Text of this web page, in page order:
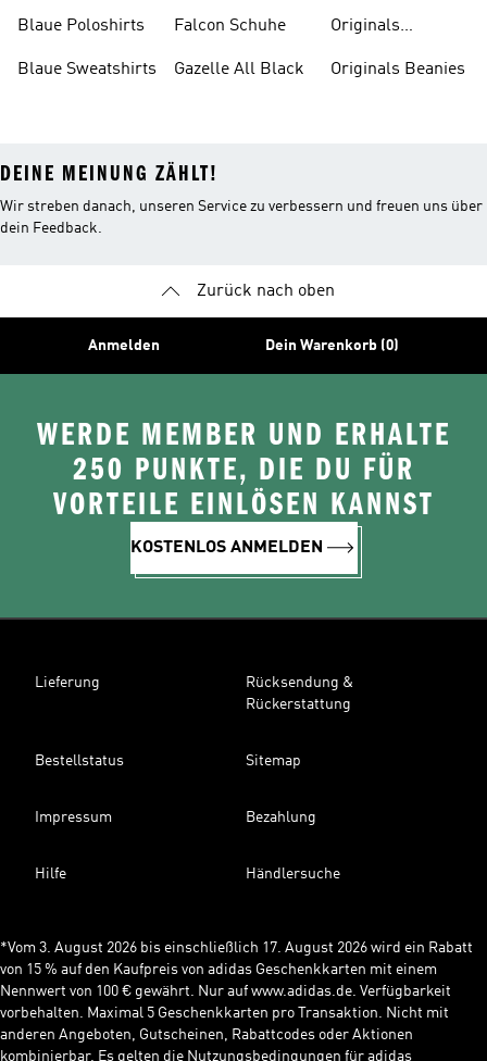
Blaue Poloshirts
Blaue Sweatshirts
Falcon Schuhe
Gazelle All Black
Originals
Oberteile
Originals Beanies
DEINE MEINUNG ZÄHLT!
Wir streben danach, unseren Service zu verbessern und freuen uns über
dein Feedback.
Zurück nach oben
Anmelden Dein Warenkorb (0)
WERDE MEMBER UND ERHALTE
250 PUNKTE, DIE DU FÜR
VORTEILE EINLÖSEN KANNST
KOSTENLOS ANMELDEN
Lieferung
Rücksendung &
Rückerstattung
Bestellstatus Sitemap
Impressum Bezahlung
Hilfe Händlersuche
*Vom 3. August 2026 bis einschließlich 17. August 2026 wird ein Rabatt
von 15 % auf den Kaufpreis von adidas Geschenkkarten mit einem
Nennwert von 100 € gewährt. Nur auf www.adidas.de. Verfügbarkeit
vorbehalten. Maximal 5 Geschenkkarten pro Transaktion. Nicht mit
anderen Angeboten, Gutscheinen, Rabattcodes oder Aktionen
kombinierbar. Es gelten die Nutzungsbedingungen für adidas